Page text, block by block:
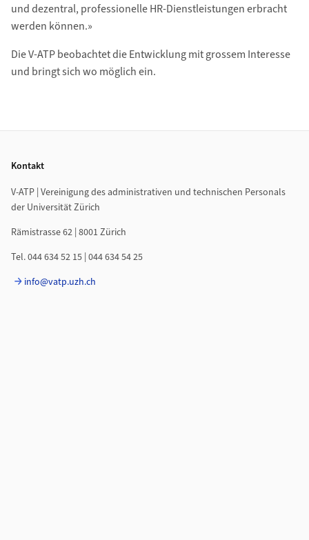
und dezentral, professionelle HR-Dienstleistungen erbracht
werden können.»
Die V-ATP beobachtet die Entwicklung mit grossem Interesse
und bringt sich wo möglich ein.
Kontakt
V-ATP | Vereinigung des administrativen und technischen Personals
der Universität Zürich
Rämistrasse 62 | 8001 Zürich
Tel. 044 634 52 15 | 044 634 54 25
info@vatp.uzh.ch